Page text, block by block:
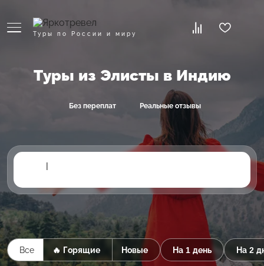
Туры по России и миру
Туры из Элисты в Индию
Без переплат Реальные отзывы
|
Все 🔥 Горящие Новые На 1 день На 2